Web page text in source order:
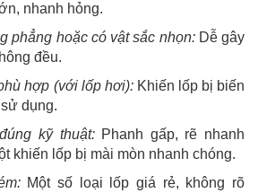
nhanh hỏng.
phẳng hoặc có vật sắc nhọn: Dễ gây
đều.
hợp (với lốp hơi):Khiến lốp bị biến
dụng.
kỹ thuật: Phanh gấp, rẽ nhanh
khiến lốp bị mài mòn nhanh chóng.
Một số loại lốp giá rẻ, không rõ